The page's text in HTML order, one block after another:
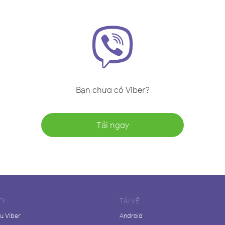
Bạn chưa có Viber?
Tải ngay
Viber
TẢI VỀ
Android